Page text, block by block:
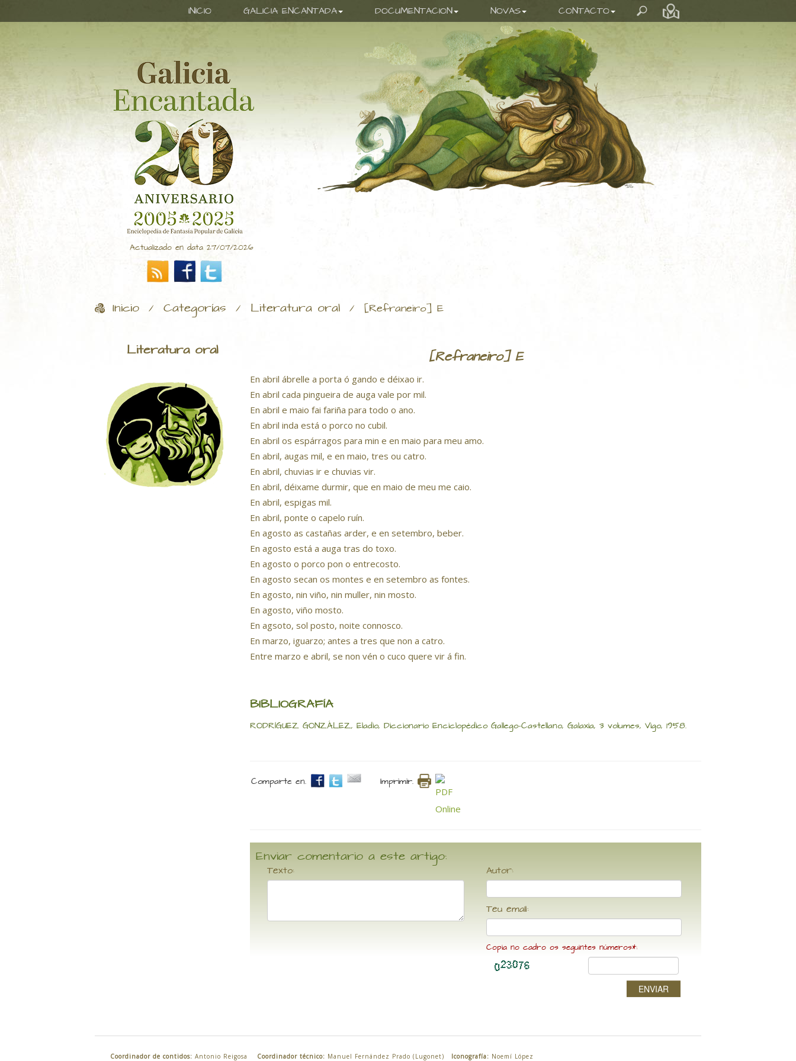
INICIO GALICIA ENCANTADA DOCUMENTACION NOVAS CONTACTO
Actualizado en data 27/07/2026
Inicio / Categorías / Literatura oral / [Refraneiro] E
Literatura oral [Refraneiro] E
En abril ábrelle a porta ó gando e déixao ir.
En abril cada pingueira de auga vale por mil.
En abril e maio fai fariña para todo o ano.
En abril inda está o porco no cubil.
En abril os espárragos para min e en maio para meu amo.
En abril, augas mil, e en maio, tres ou catro.
En abril, chuvias ir e chuvias vir.
En abril, déixame durmir, que en maio de meu me caio.
En abril, espigas mil.
En abril, ponte o capelo ruín.
En agosto as castañas arder, e en setembro, beber.
En agosto está a auga tras do toxo.
En agosto o porco pon o entrecosto.
En agosto secan os montes e en setembro as fontes.
En agosto, nin viño, nin muller, nin mosto.
En agosto, viño mosto.
En agsoto, sol posto, noite connosco.
En marzo, iguarzo; antes a tres que non a catro.
Entre marzo e abril, se non vén o cuco quere vir á fin.
BIBLIOGRAFÍA
RODRÍGUEZ GONZÁLEZ, Eladio, Diccionario Enciclopédico Gallego-Castellano, Galaxia, 3 volumes, Vigo, 1958.
Comparte en. Imprimir.
Enviar comentario a este artigo:
Texto: Autor:
Teu email:
Copia no cadro os seguintes números*:
ENVIAR
Coordinador de contidos: Antonio Reigosa Coordinador técnico: Manuel Fernández Prado (Lugonet) Iconografía: Noemí López